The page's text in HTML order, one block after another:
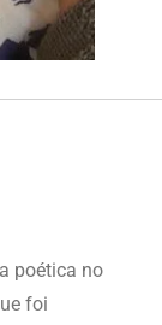
poética no
foi